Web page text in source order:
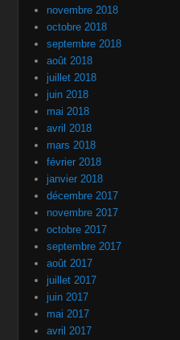
novembre 2018
octobre 2018
septembre 2018
août 2018
juillet 2018
juin 2018
mai 2018
avril 2018
mars 2018
février 2018
janvier 2018
décembre 2017
novembre 2017
octobre 2017
septembre 2017
août 2017
juillet 2017
juin 2017
mai 2017
avril 2017